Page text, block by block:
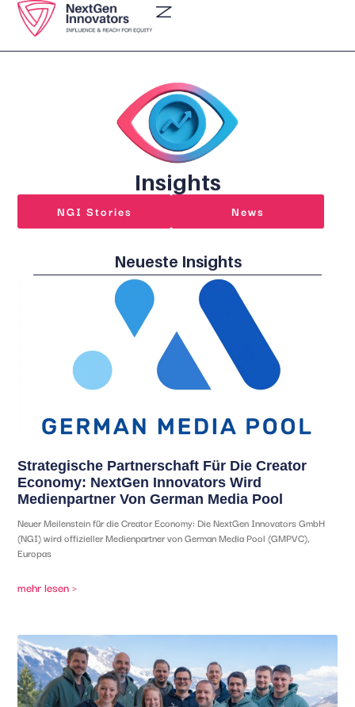
Insights
NGI Stories News
Neueste Insights
Strategische Partnerschaft Für Die Creator
Economy: NextGen Innovators Wird
Medienpartner Von German Media Pool
Neuer Meilenstein für die Creator Economy: Die NextGen Innovators GmbH
(NGI) wird offizieller Medienpartner von German Media Pool (GMPVC),
Europas
mehr lesen >